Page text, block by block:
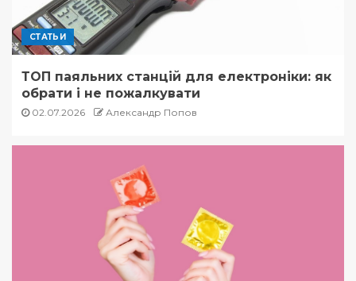
СТАТЬИ
ТОП паяльних станцій для електроніки: як
обрати і не пожалкувати
02.07.2026 Александр Попов